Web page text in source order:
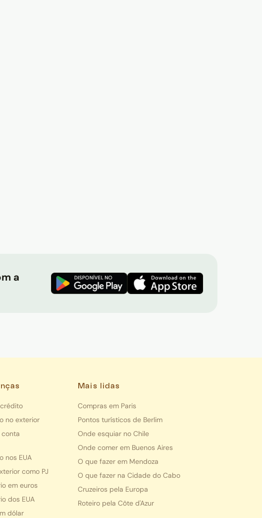
a
no exterior
nos EUA
como PJ
em euros
dos EUA
dólar
Mais lidas
Compras em Paris
Pontos turísticos de Berlim
Onde esquiar no Chile
Onde comer em Buenos Aires
O que fazer em Mendoza
O que fazer na Cidade do Cabo
Cruzeiros pela Europa
Roteiro pela Côte d'Azur